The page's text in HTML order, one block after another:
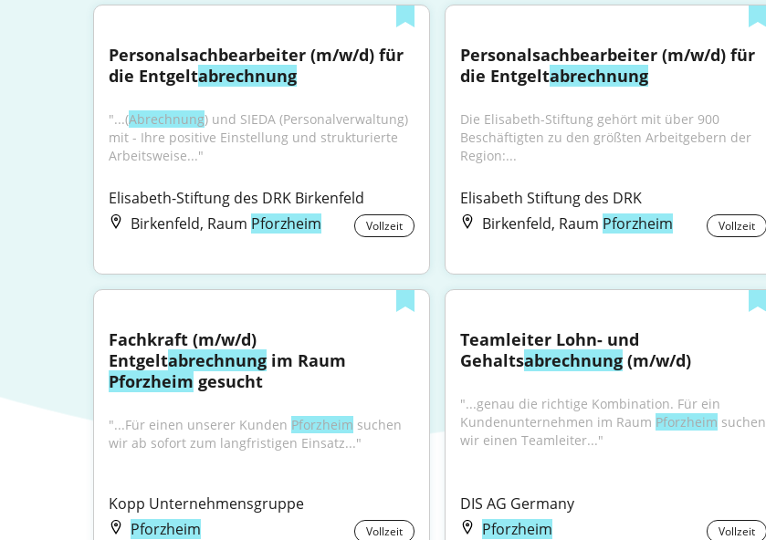
Personalsachbearbeiter (m/w/d) für
die Entgeltabrechnung
"...(Abrechnung) und SIEDA (Personalverwaltung)
mit - Ihre positive Einstellung und strukturierte
Arbeitsweise..."
Elisabeth-Stiftung des DRK Birkenfeld
Birkenfeld, Raum Pforzheim Vollzeit
Personalsachbearbeiter (m/w/d) für
die Entgeltabrechnung
Die Elisabeth-Stiftung gehört mit über 900
Beschäftigten zu den größten Arbeitgebern der
Region:...
Elisabeth Stiftung des DRK
Birkenfeld, Raum Pforzheim Vollzeit
Fachkraft (m/w/d)
Entgeltabrechnung
Pforzheim gesucht
"...Für einen unserer Kunden Pforzheim suchen
wir ab sofort zum langfristigen Einsatz..."
Kopp Unternehmensgruppe
Pforzheim
Vollzeit
Teamleiter Lohn- und
Gehaltsabrechnung (m/w/d)
"...genau die richtige Kombination. Für ein
Kundenunternehmen im Raum Pforzheim suchen
wir einen Teamleiter..."
DIS AG Germany
Pforzheim
Vollzeit